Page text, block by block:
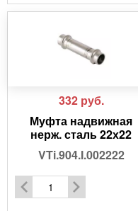
332 руб.
Муфта надвижная
нерж. сталь 22х22
VTi.904.I.002222